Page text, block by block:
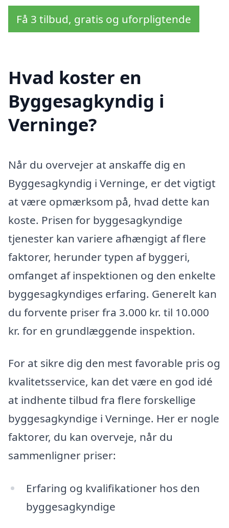
Få 3 tilbud, gratis og uforpligtende
Hvad koster en
Byggesagkyndig i
Verninge?
Når du overvejer at anskaffe dig en
Byggesagkyndig i Verninge, er det vigtigt
at være opmærksom på, hvad dette kan
koste. Prisen for byggesagkyndige
tjenester kan variere afhængigt af flere
faktorer, herunder typen af byggeri,
omfanget af inspektionen og den enkelte
byggesagkyndiges erfaring. Generelt kan
du forvente priser fra 3.000 kr. til 10.000
kr. for en grundlæggende inspektion.
For at sikre dig den mest favorable pris og
kvalitetsservice, kan det være en god idé
at indhente tilbud fra flere forskellige
byggesagkyndige i Verninge. Her er nogle
faktorer, du kan overveje, når du
sammenligner priser:
Erfaring og kvalifikationer hos den
byggesagkyndige